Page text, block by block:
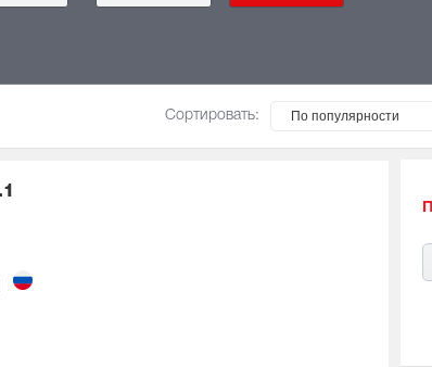
Сортировать: По популярности